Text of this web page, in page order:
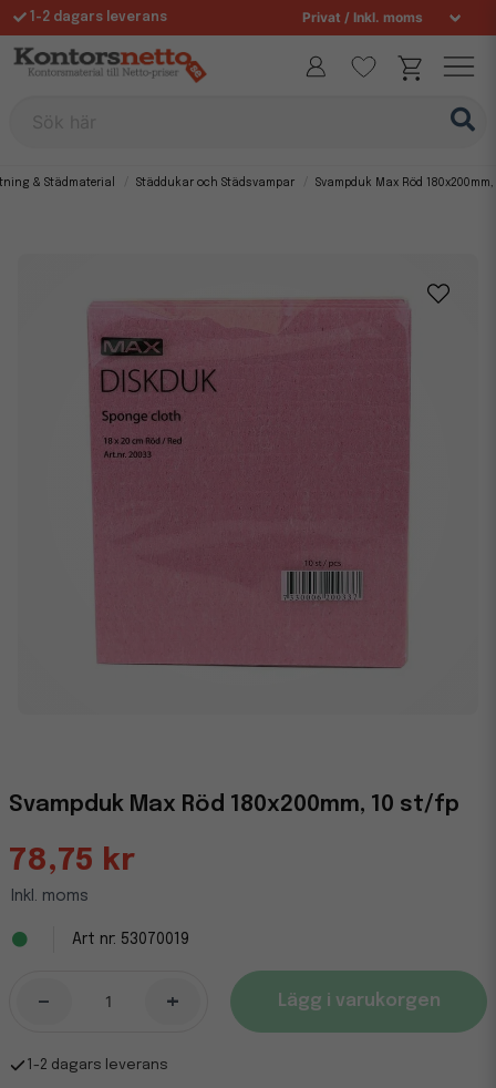
1-2 dagars leverans
Fri frakt över 995 kr
& Städmaterial Städdukar och Städsvampar Svampduk Max Röd
Svampduk Max Röd 180x200mm, 10 st/fp
78,75 kr
Inkl. moms
53070019
- + Lägg i varukorgen
1-2 dagars leverans